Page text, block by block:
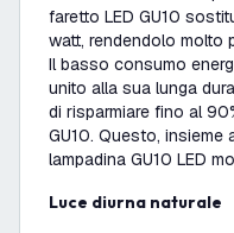
faretto LED GU10
watt, rendendolo molto
Il basso consumo
unito alla sua lunga
di risparmiare fino al
GU10. Questo, insieme
lampadina GU10 LED
Luce diurna naturale